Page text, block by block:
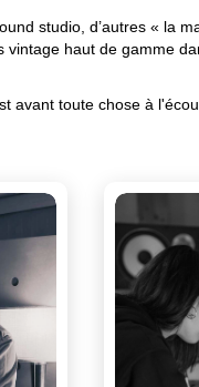
studio, d’autres « la
vintage haut de gamme
avant toute chose à